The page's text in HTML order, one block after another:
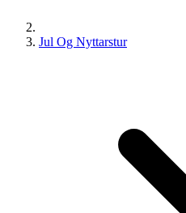
Jul Og Nyttarstur